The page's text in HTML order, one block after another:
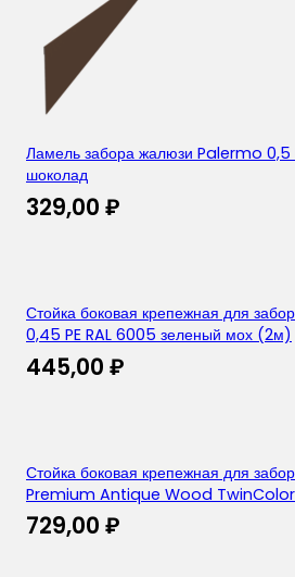
Ламель забора жалюзи Palermo 0,5
шоколад
329,00 ₽
Стойка боковая крепежная для
0,45 PE RAL 6005 зеленый мох (2м)
445,00 ₽
Стойка боковая крепежная для
Premium Antique Wood
729,00 ₽